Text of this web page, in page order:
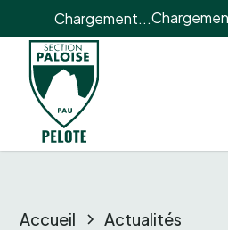
Chargement...
Accueil Actualités